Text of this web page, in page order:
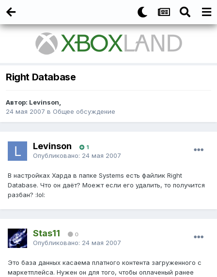
Right Database
Автор: Levinson,
24 мая 2007 в Общее обсуждение
Levinson 1
Опубликовано: 24 мая 2007
В настройках Харда в папке Systems есть файлик Right
Database. Что он даёт? Моежт если его удалить, то получится
разбан? :lol:
Stas11 0
Опубликовано: 24 мая 2007
Это база данных касаема платного контента загруженного с
маркетплейса. Нужен он для того, чтобы оплаченый ранее